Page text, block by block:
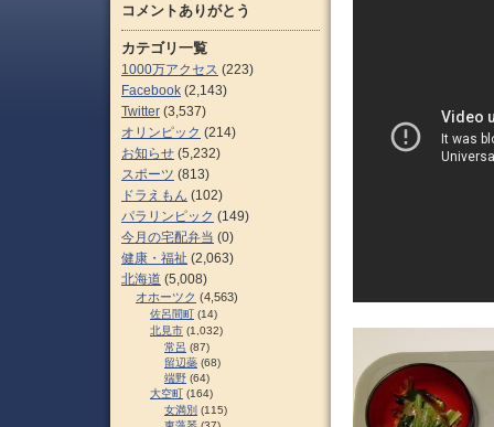
コメントありがとう
カテゴリ一覧
1000万アクセス (223)
Facebook (2,143)
Twitter (3,537)
オリンピック (214)
お知らせ (5,232)
スポーツ (813)
ドラえもん (102)
パラリンピック (149)
今月の宅配弁当 (0)
健康・福祉 (2,063)
北海道 (5,008)
オホーツク (4,563)
佐呂間町 (14)
北見市 (1,032)
常呂 (87)
留辺蘂 (68)
端野 (64)
大空町 (164)
女満別 (115)